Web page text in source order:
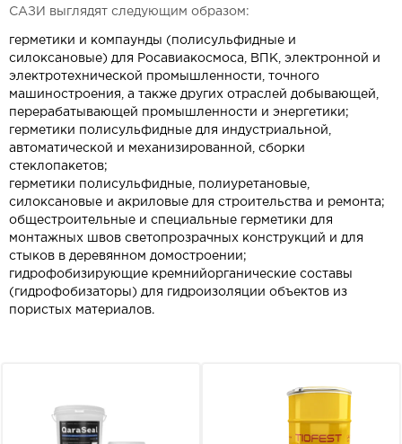
САЗИ выглядят следующим образом:
герметики и компаунды (полисульфидные и
силоксановые) для Росавиакосмоса, ВПК, электронной и
электротехнической промышленности, точного
машиностроения, а также других отраслей добывающей,
перерабатывающей промышленности и энергетики;
герметики полисульфидные для индустриальной,
автоматической и механизированной, сборки
стеклопакетов;
герметики полисульфидные, полиуретановые,
силоксановые и акриловые для строительства и ремонта;
общестроительные и специальные герметики для
монтажных швов светопрозрачных конструкций и для
стыков в деревянном домостроении;
гидрофобизирующие кремнийорганические составы
(гидрофобизаторы) для гидроизоляции объектов из
пористых материалов.